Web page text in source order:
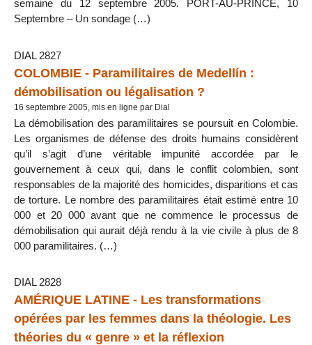
semaine du 12 septembre 2005. PORT-AU-PRINCE, 10
Septembre – Un sondage (…)
DIAL 2827
COLOMBIE - Paramilitaires de Medellín :
démobilisation ou légalisation ?
16 septembre 2005, mis en ligne par Dial
La démobilisation des paramilitaires se poursuit en Colombie.
Les organismes de défense des droits humains considèrent
qu’il s’agit d’une véritable impunité accordée par le
gouvernement à ceux qui, dans le conflit colombien, sont
responsables de la majorité des homicides, disparitions et cas
de torture. Le nombre des paramilitaires était estimé entre 10
000 et 20 000 avant que ne commence le processus de
démobilisation qui aurait déjà rendu à la vie civile à plus de 8
000 paramilitaires. (…)
DIAL 2828
AMÉRIQUE LATINE - Les transformations
opérées par les femmes dans la théologie. Les
théories du « genre » et la réflexion